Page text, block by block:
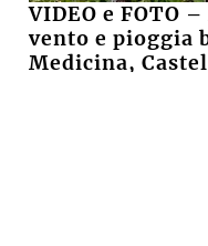
VIDEO e FOTO
vento e pioggia
Medicina,